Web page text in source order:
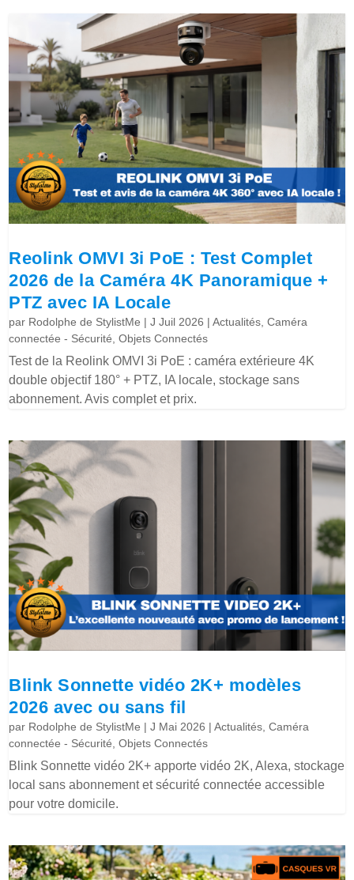
Reolink OMVI 3i PoE : Test Complet
2026 de la Caméra 4K Panoramique +
PTZ avec IA Locale
par Rodolphe de StylistMe |J Juil 2026 |Actualités,Caméra
connectée - Sécurité,Objets Connectés
Test de la Reolink OMVI 3i PoE : caméra extérieure 4K
double objectif 180° + PTZ, IA locale, stockage sans
abonnement. Avis complet et prix.
Blink Sonnette vidéo 2K+ modèles
2026 avec ou sans fil
par Rodolphe de StylistMe |J Mai 2026 |Actualités,Caméra
connectée - Sécurité,Objets Connectés
Blink Sonnette vidéo 2K+ apporte vidéo 2K, Alexa, stockage
local sans abonnement et sécurité connectée accessible
pour votre domicile.